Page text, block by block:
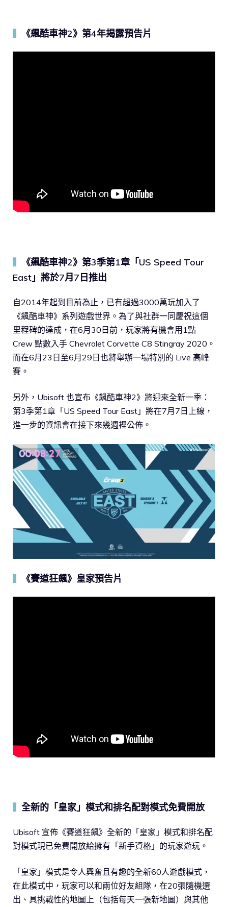
《飆酷車神2》第4年揭露預告片
《飆酷車神2》第3季第1章「US Speed Tour
East」將於7月7日推出
自2014年起到目前為止，已有超過3000萬玩加入了
《飆酷車神》系列遊戲世界。為了與社群一同慶祝這個
里程碑的達成，在6月30日前，玩家將有機會用1點
Crew 點數入手 Chevrolet Corvette C8 Stingray 2020。
而在6月23日至6月29日也將舉辦一場特別的 Live 高峰
賽。
另外，Ubisoft 也宣布《飆酷車神2》將迎來全新一季：
第3季第1章「US Speed Tour East」將在7月7日上線，
進一步的資訊會在接下來幾週裡公佈。
《賽道狂飆》皇家預告片
全新的「皇家」模式和排名配對模式免費開放
Ubisoft 宣佈《賽道狂飆》全新的「皇家」模式和排名配
對模式現已免費開放給擁有「新手資格」的玩家遊玩。
「皇家」模式是令人興奮且有趣的全新60人遊戲模式，
在此模式中，玩家可以和兩位好友組隊，在20張隨機選
出、具挑戰性的地圖上（包括每天一張新地圖）與其他